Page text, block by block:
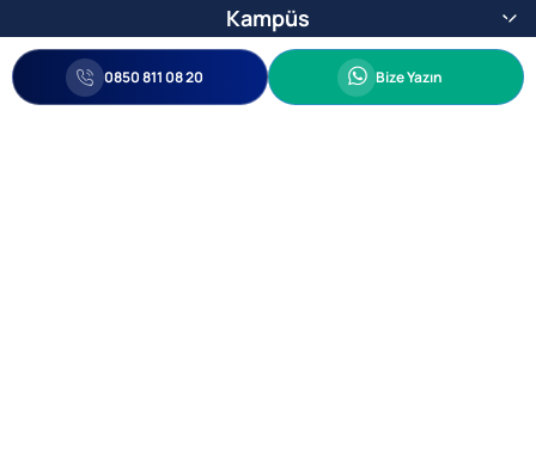
Kampüs
0850 811 08 20 Whatsapp
Bize Yazın
0850 811 08 20